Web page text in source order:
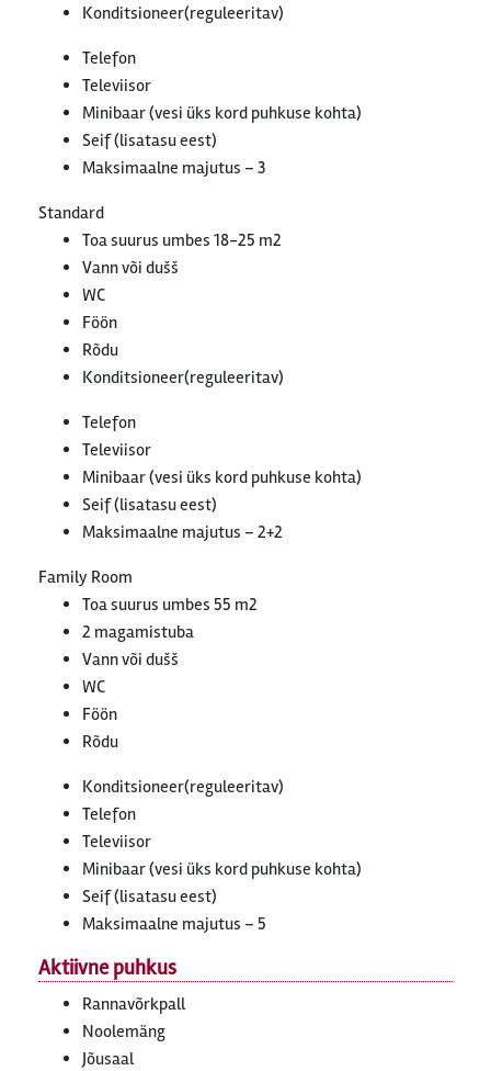
Konditsioneer(reguleeritav)
Telefon
Televiisor
Minibaar (vesi üks kord puhkuse kohta)
Seif (lisatasu eest)
Maksimaalne majutus – 3
Standard
Toa suurus umbes 18-25 m2
Vann või dušš
WC
Föön
Rõdu
Konditsioneer(reguleeritav)
Telefon
Televiisor
Minibaar (vesi üks kord puhkuse kohta)
Seif (lisatasu eest)
Maksimaalne majutus – 2+2
Family Room
Toa suurus umbes 55 m2
2 magamistuba
Vann või dušš
WC
Föön
Rõdu
Konditsioneer(reguleeritav)
Telefon
Televiisor
Minibaar (vesi üks kord puhkuse kohta)
Seif (lisatasu eest)
Maksimaalne majutus – 5
Aktiivne puhkus
Rannavõrkpall
Noolemäng
Jõusaal